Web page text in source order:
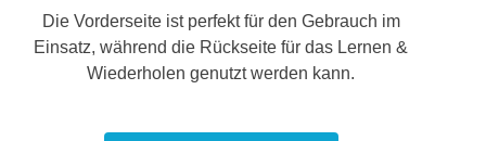
Die Vorderseite ist perfekt für den Gebrauch im
Einsatz, während die Rückseite für das Lernen &
Wiederholen genutzt werden kann.